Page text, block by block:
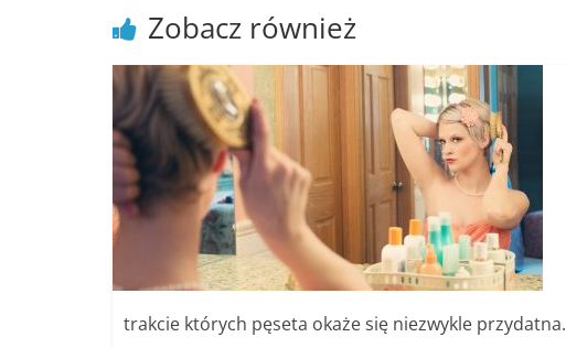
Zobacz również
trakcie których pęseta okaże się niezwykle przydatna.